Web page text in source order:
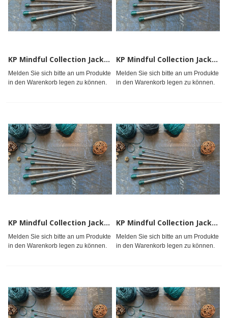
KP Mindful Collection Jackenstricknadeln 25cm 2.00mm
Melden Sie sich bitte an um Produkte
in den Warenkorb legen zu können.
KP Mindful Collection Jackenstricknadeln 25cm 2.25mm
Melden Sie sich bitte an um Produkte
in den Warenkorb legen zu können.
KP Mindful Collection Jackenstricknadeln 25cm 2.50mm
Melden Sie sich bitte an um Produkte
in den Warenkorb legen zu können.
KP Mindful Collection Jackenstricknadeln 25cm 2.75mm
Melden Sie sich bitte an um Produkte
in den Warenkorb legen zu können.